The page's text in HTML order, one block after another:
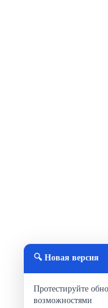
🔍 Новая версия
Протестируйте
возможностями